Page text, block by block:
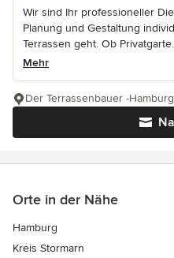
Wir sind Ihr professioneller
Planung und Gestaltung
Terrassen geht. Ob
Mehr
Der Terrassenbauer -
Orte in der Nähe
Hamburg
Kreis Stormarn